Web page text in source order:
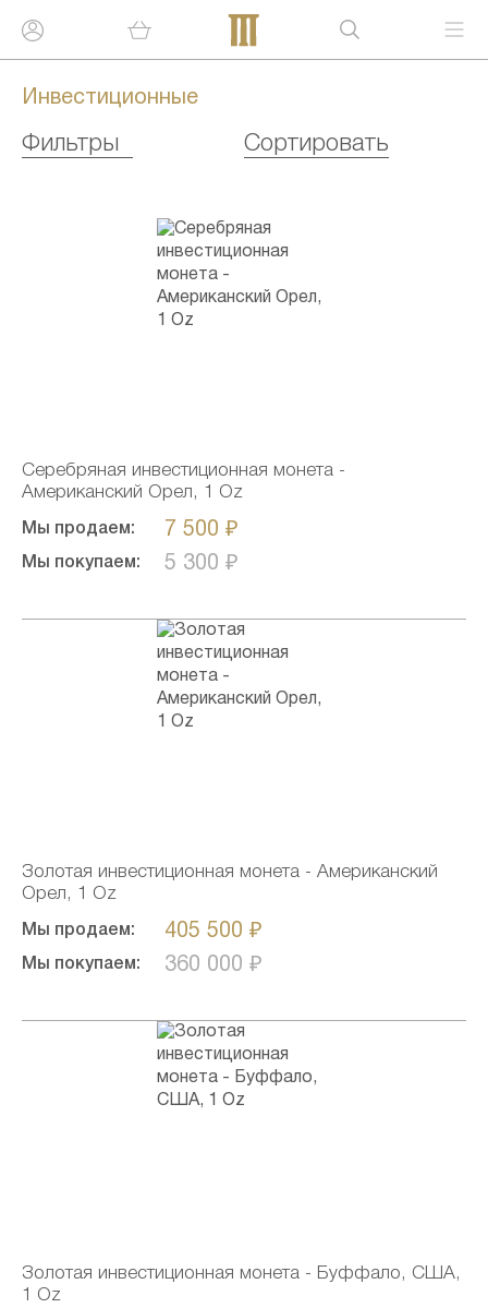
Инвестиционные
Фильтры Сортировать
Серебряная инвестиционная монета -
Американский Орел, 1 Oz
Мы продаем: 7 500 ₽
Мы покупаем: 5 300 ₽
Золотая инвестиционная монета - Американский
Орел, 1 Oz
Мы продаем: 405 500 ₽
Мы покупаем: 360 000 ₽
Золотая инвестиционная монета - Буффало, США,
1 Oz